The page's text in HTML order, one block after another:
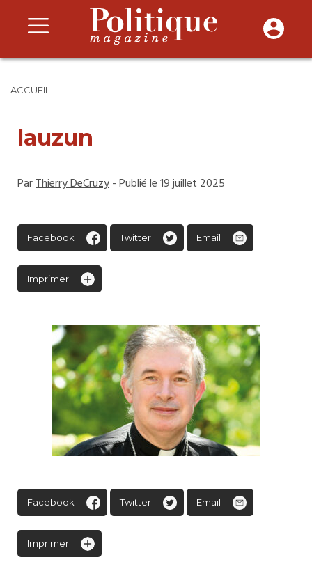
ACCUEIL
lauzun
ParThierry DeCruzy- Publié le 19 juillet 2025
Facebook Twitter Email
Imprimer
Facebook Twitter Email
Imprimer